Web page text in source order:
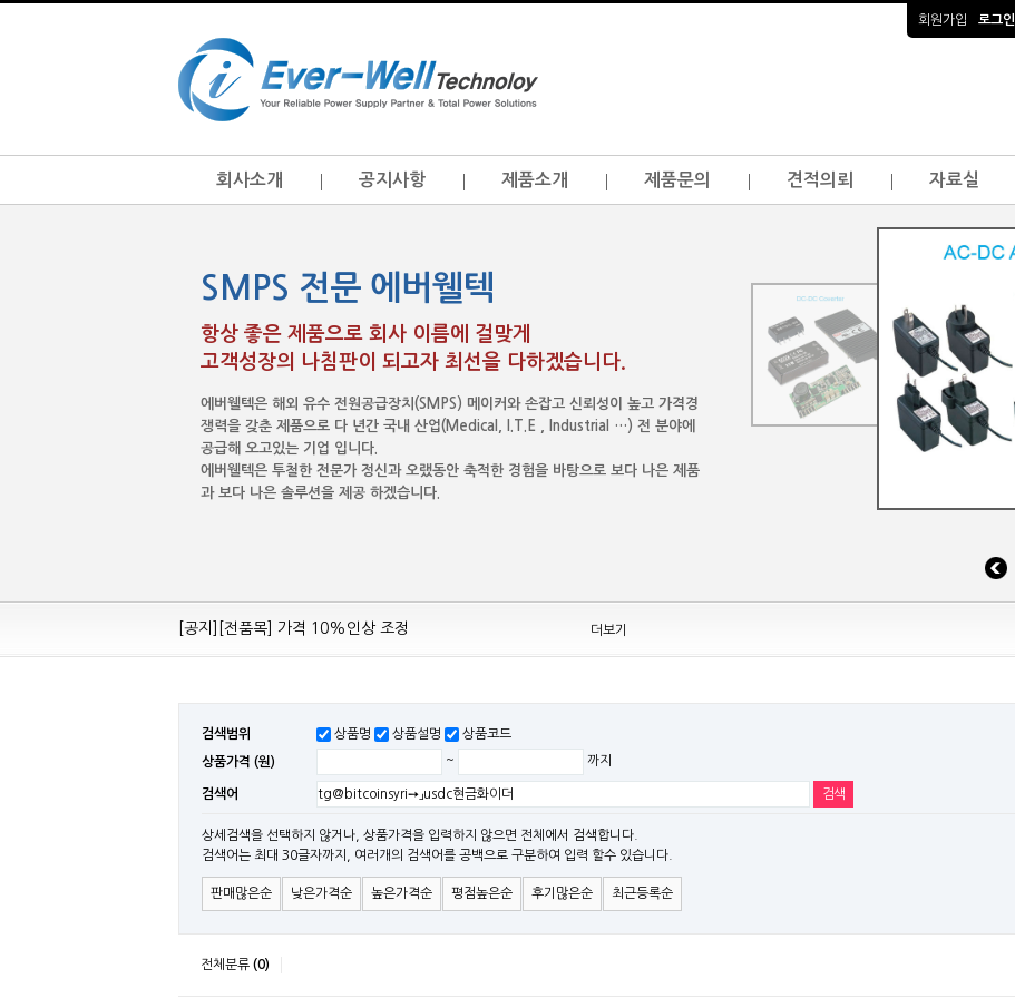
회원가입 로그인
회사소개 공지사항 제품소개 제품문의 견적의뢰 자료실
SMPS 전문 에버웰텍
항상 좋은 제품으로 회사 이름에 걸맞게
고객성장의 나침판이 되고자 최선을 다하겠습니다.
에버웰텍은 해외 유수 전원공급장치(SMPS) 메이커와 손잡고 신뢰성이 높고 가격경
쟁력을 갖춘 제품으로 다 년간 국내 산업(Medical, I.T.E , Industrial …) 전 분야에
공급해 오고있는 기업 입니다.
에버웰텍은 투철한 전문가 정신과 오랬동안 축적한 경험을 바탕으로 보다 나은 제품
과 보다 나은 솔루션을 제공 하겠습니다.
[공지][Mean Well 제품 전품목] 10% 가격 인하 조정
[공지][전품목] 가격 10%인상 조정
[공지][민웰] 전품목 가격 조정의건
[민웰] RS 모델 출시
[공지]SMPS 저가형 [기획상품] 출시
[공지]12W~300W Medical Adapter"2017 NEW MODEL"[ADT] 출시
[공지][민웰] [민웰] 인버터 "정현파 / 유사 정현파" 시리즈 제품을 출시
[공지][민웰] LED 방수형 (CLG / CEN / HLG)시리즈 제품 출시
더보기
검색범위 상품명 상품설명 상품코드
상품가격 (원) ~ 까지
검색어
상세검색을 선택하지 않거나, 상품가격을 입력하지 않으면 전체에서 검색합니다.
검색어는 최대 30글자까지, 여러개의 검색어를 공백으로 구분하여 입력 할수 있습니다.
판매많은순 낮은가격순 높은가격순 평점높은순 후기많은순 최근등록순
전체분류 (0)